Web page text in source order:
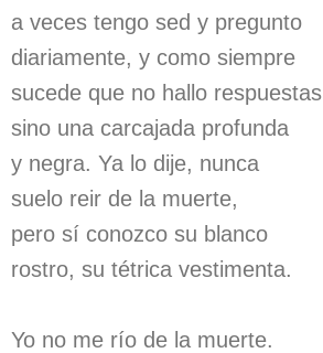
a veces tengo sed y pregunto
diariamente, y como siempre
sucede que no hallo respuestas
sino una carcajada profunda
y negra. Ya lo dije, nunca
suelo reir de la muerte,
pero sí conozco su blanco
rostro, su tétrica vestimenta.
Yo no me río de la muerte.